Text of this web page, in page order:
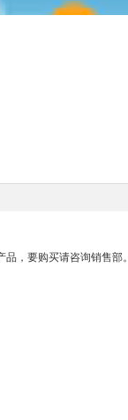
，要购买请咨询销售部。